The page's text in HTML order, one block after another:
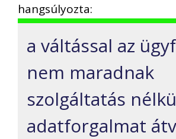
hangsúlyozta:
a váltással az
nem maradnak
szolgáltatás
adatforgalmat